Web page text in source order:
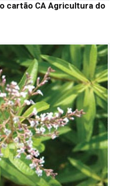
cartão CA Agricultura do